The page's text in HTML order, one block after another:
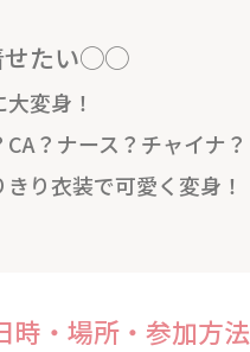
せたい◯◯
変身！
？ナース？チャイナ？
り衣装で可愛く変身！
時・場所・参加方法